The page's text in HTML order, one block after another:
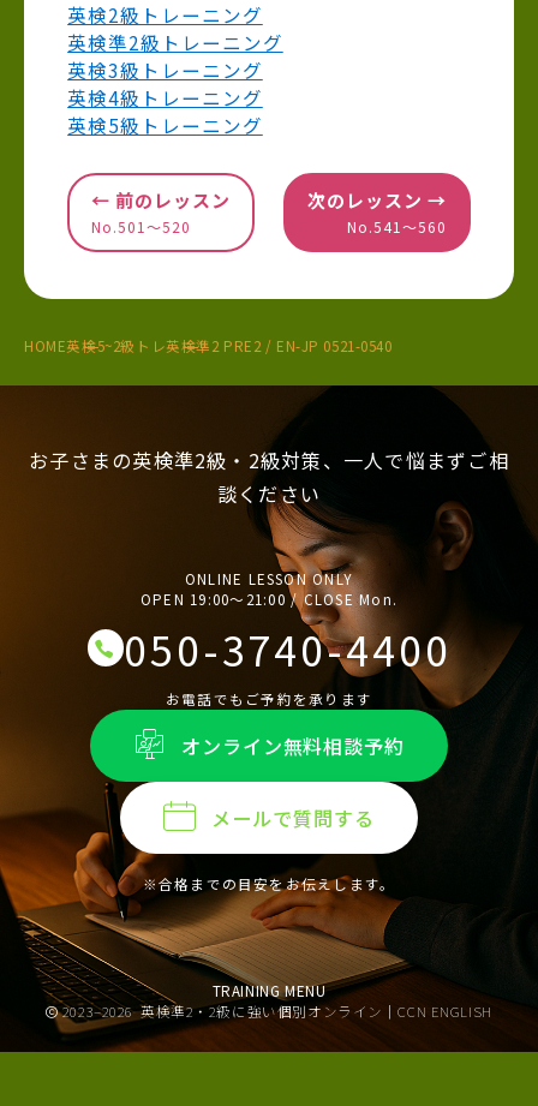
英検2級トレーニング
英検準2級トレーニング
英検3級トレーニング
英検4級トレーニング
英検5級トレーニング
← 前のレッスン
No.501〜520
次のレッスン →
No.541〜560
HOME英検5~2級トレ英検準2 PRE2 / EN-JP 0521-0540
お子さまの英検準2級・2級対策、一人で悩まずご相
談ください
ONLINE LESSON ONLY
OPEN 19:00〜21:00 / CLOSE Mon.
050-3740-4400
お電話でもご予約を承ります
オンライン無料相談予約
メールで質問する
※合格までの目安をお伝えします。
TRAINING MENU
2023–2026 英検準2・2級に強い個別オンライン｜CCN ENGLISH